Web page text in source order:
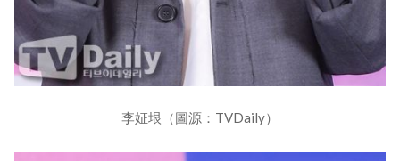
李姃垠（圖源：TVDaily）